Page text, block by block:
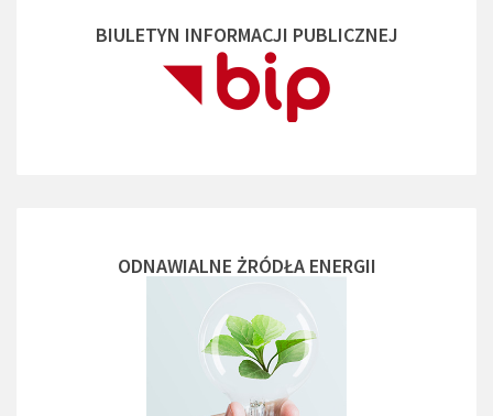
BIULETYN INFORMACJI PUBLICZNEJ
ODNAWIALNE ŻRÓDŁA ENERGII